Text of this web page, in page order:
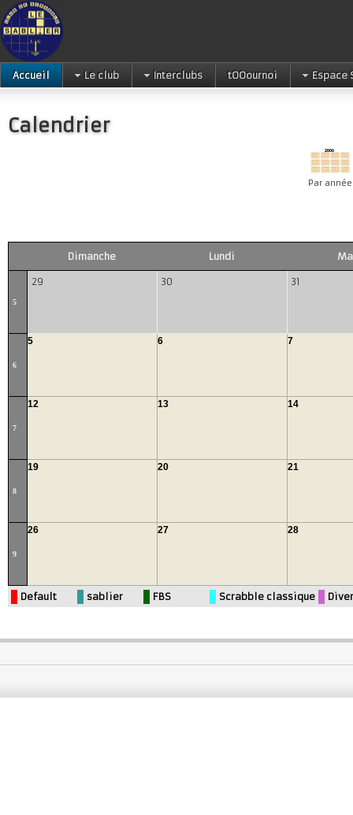
Accueil Le club Interclubs tOOournoi Espace
Calendrier
Par année
Dimanche Lundi
5
29 30 31
6
5 6 7
7
12 13 14
8
19 20 21
9
26 27 28
Default sablier FBS Scrabble classique